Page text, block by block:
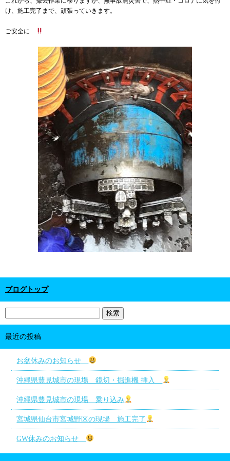
け、施工完了まで、頑張っていきます。
ご安全に
ブログトップ
最近の投稿
お盆休みのお知らせ
沖縄県豊見城市の現場 鏡切・掘進機 挿入
沖縄県豊見城市の現場 乗り込み
宮城県仙台市宮城野区の現場 施工完了
GW休みのお知らせ